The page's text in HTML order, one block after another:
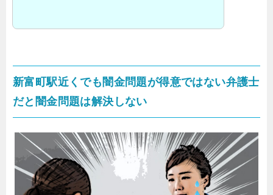
新富町駅近くでも闇金問題が得意ではない弁護士
だと闇金問題は解決しない